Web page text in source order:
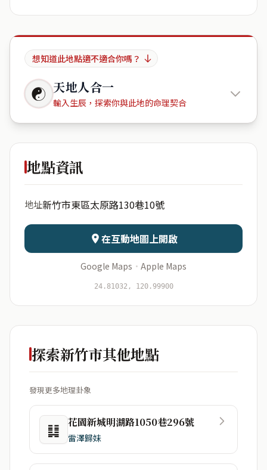
想知道此地點適不適合你嗎？
☯ 天地人合一
輸入生辰，探索你與此地的命理契合
金鋐微美
日期 出生時辰
資料僅用於即時分析，不會儲存於伺服器
地點資訊
地址新竹市東區太原路130巷10號
在互動地圖上開啟
Google Maps · Apple Maps
24.81032, 120.99900
探索新竹市其他地點
發現更多地理卦象
䷆ 花園新城明湖路1050巷296號
雷澤歸妹